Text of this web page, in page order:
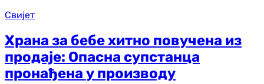
Свијет
Храна за бебе хитно повучена из
продаје: Опасна супстанца
пронађена у производу